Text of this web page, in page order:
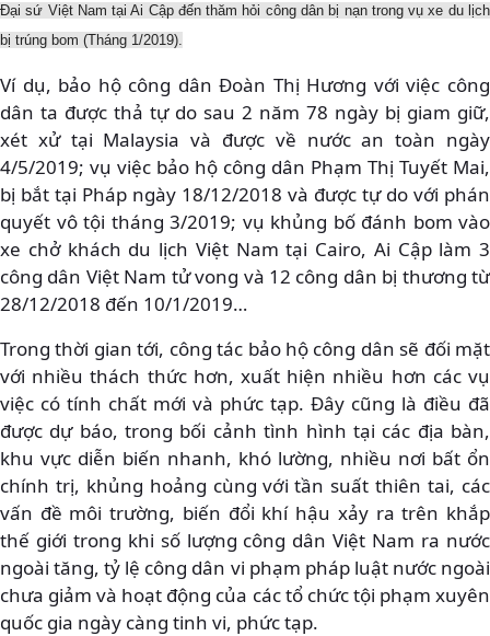
Đại sứ Việt Nam tại Ai Cập đến thăm hỏi công dân bị nạn trong vụ xe du lịch
bị trúng bom (Tháng 1/2019).
Ví dụ, bảo hộ công dân Đoàn Thị Hương với việc công
dân ta được thả tự do sau 2 năm 78 ngày bị giam giữ,
xét xử tại Malaysia và được về nước an toàn ngày
4/5/2019; vụ việc bảo hộ công dân Phạm Thị Tuyết Mai,
bị bắt tại Pháp ngày 18/12/2018 và được tự do với phán
quyết vô tội tháng 3/2019; vụ khủng bố đánh bom vào
xe chở khách du lịch Việt Nam tại Cairo, Ai Cập làm 3
công dân Việt Nam tử vong và 12 công dân bị thương từ
28/12/2018 đến 10/1/2019…
Trong thời gian tới, công tác bảo hộ công dân sẽ đối mặt
với nhiều thách thức hơn, xuất hiện nhiều hơn các vụ
việc có tính chất mới và phức tạp. Đây cũng là điều đã
được dự báo, trong bối cảnh tình hình tại các địa bàn,
khu vực diễn biến nhanh, khó lường, nhiều nơi bất ổn
chính trị, khủng hoảng cùng với tần suất thiên tai, các
vấn đề môi trường, biến đổi khí hậu xảy ra trên khắp
thế giới trong khi số lượng công dân Việt Nam ra nước
ngoài tăng, tỷ lệ công dân vi phạm pháp luật nước ngoài
chưa giảm và hoạt động của các tổ chức tội phạm xuyên
quốc gia ngày càng tinh vi, phức tạp.